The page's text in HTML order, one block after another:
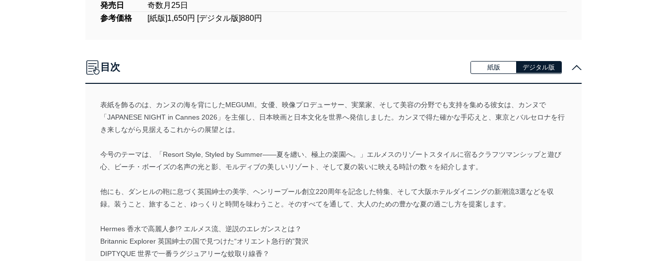
発売日
奇数月25日
参考価格
[紙版]1,650円 [デジタル版]880円
目次 紙版 デジタル版
表紙を飾るのは、カンヌの海を背にしたMEGUMI。女優、映像プロデューサー、実業家、そして美容の分野でも支持を集める彼女は、カンヌで
「JAPANESE NIGHT in Cannes 2026」を主催し、日本映画と日本文化を世界へ発信しました。カンヌで得た確かな手応えと、東京とバルセロナを行
き来しながら見据えるこれからの展望とは。
今号のテーマは、「Resort Style, Styled by Summer――夏を纏い、極上の楽園へ。」エルメスのリゾートスタイルに宿るクラフツマンシップと遊び
心、ビーチ・ボーイズの名声の光と影、モルディブの美しいリゾート、そして夏の装いに映える時計の数々を紹介します。
他にも、ダンヒルの鞄に息づく英国紳士の美学、ヘンリープール創立220周年を記念した特集、そして大阪ホテルダイニングの新潮流3選などを収
録。装うこと、旅すること、ゆっくりと時間を味わうこと。そのすべてを通して、大人のための豊かな夏の過ごし方を提案します。
Hermes 香水で高麗人参!? エルメス流、逆説のエレガンスとは？
Britannic Explorer 英国紳士の国で見つけた“オリエント急行的”贅沢
DIPTYQUE 世界で一番ラグジュアリーな蚊取り線香？